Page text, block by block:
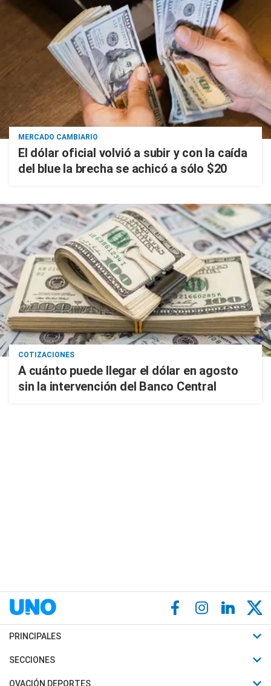
MERCADO CAMBIARIO
El dólar oficial volvió a subir y con la caída
del blue la brecha se achicó a sólo $20
COTIZACIONES
A cuánto puede llegar el dólar en agosto
sin la intervención del Banco Central
PRINCIPALES
Últimas Noticias
Política
SECCIONES
Horóscopo
OVACIÓN DEPORTES